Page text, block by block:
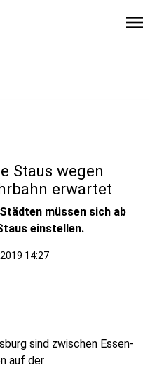
menu
Staus wegen
erwartet
müssen sich ab
einstellen.
14:27
sind zwischen Essen-
auf der